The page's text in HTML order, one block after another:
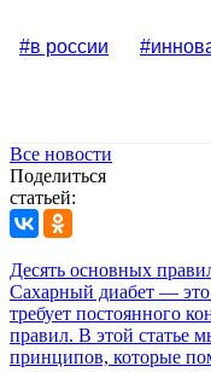
#в россии
Все новости
Поделиться
статьей:
Десять основных
Сахарный диабет — это
требует постоянного
правил. В этой статье
принципов, которые